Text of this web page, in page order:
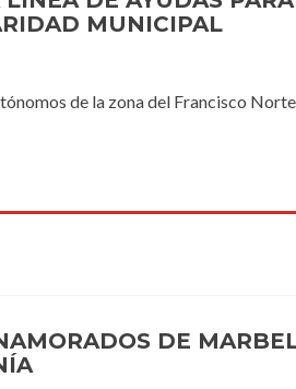
MUNICIPAL
de la zona del Francisco Norte
DE